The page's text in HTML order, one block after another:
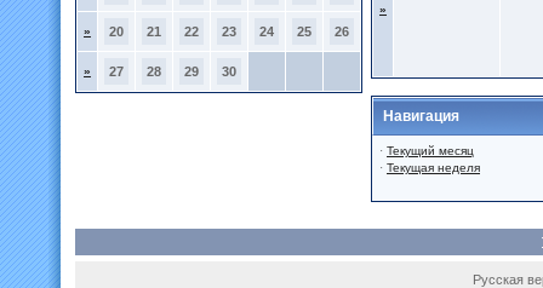
» 20 21 22 23 24 25 26
» 27 28 29 30
»
Навигация
· Текущий месяц
· Текущая неделя
Русская